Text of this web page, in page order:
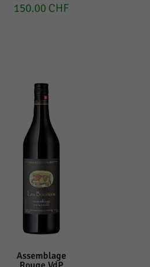
150.00 CHF
Assemblage